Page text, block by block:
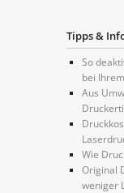
Tipps &
So
bei
Aus
Wie
Original
weniger